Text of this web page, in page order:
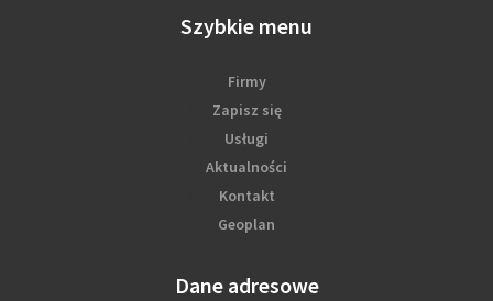
Szybkie menu
Firmy
Zapisz się
Usługi
Aktualności
Kontakt
Geoplan
Dane adresowe